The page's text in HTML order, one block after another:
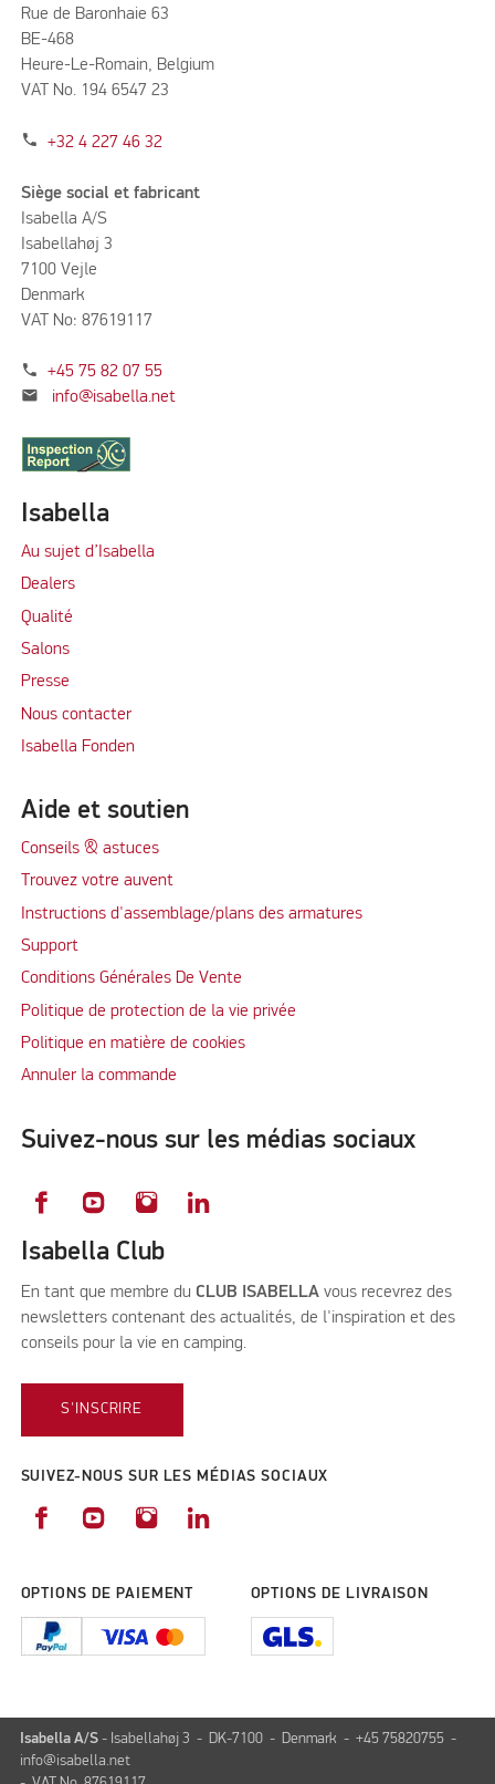
Rue de Baronhaie 63
BE-468
Heure-Le-Romain, Belgium
VAT No. 194 6547 23
phone +32 4 227 46 32
Siège social et fabricant
Isabella A/S
Isabellahøj 3
7100 Vejle
Denmark
VAT No: 87619117
phone +45 75 82 07 55
mail info@isabella.net
Isabella
Au sujet d’Isabella
Dealers
Qualité
Salons
Presse
Nous contacter
Isabella Fonden
Aide et soutien
Conseils & astuces
Trouvez votre auvent
Instructions d'assemblage/plans des armatures
Support
Conditions Générales De Vente
Politique de protection de la vie privée
Politique en matière de cookies
Annuler la commande
Suivez-nous sur les médias sociaux
Isabella Club
En tant que membre du CLUB ISABELLA vous recevrez des
newsletters contenant des actualités, de l'inspiration et des
conseils pour la vie en camping.
S'INSCRIRE
SUIVEZ-NOUS SUR LES MÉDIAS SOCIAUX
OPTIONS DE PAIEMENT OPTIONS DE LIVRAISON
Isabella A/S - Isabellahøj 3 - DK-7100 - Denmark - +45 75820755 -
info@isabella.net